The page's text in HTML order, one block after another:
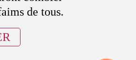
de tous.